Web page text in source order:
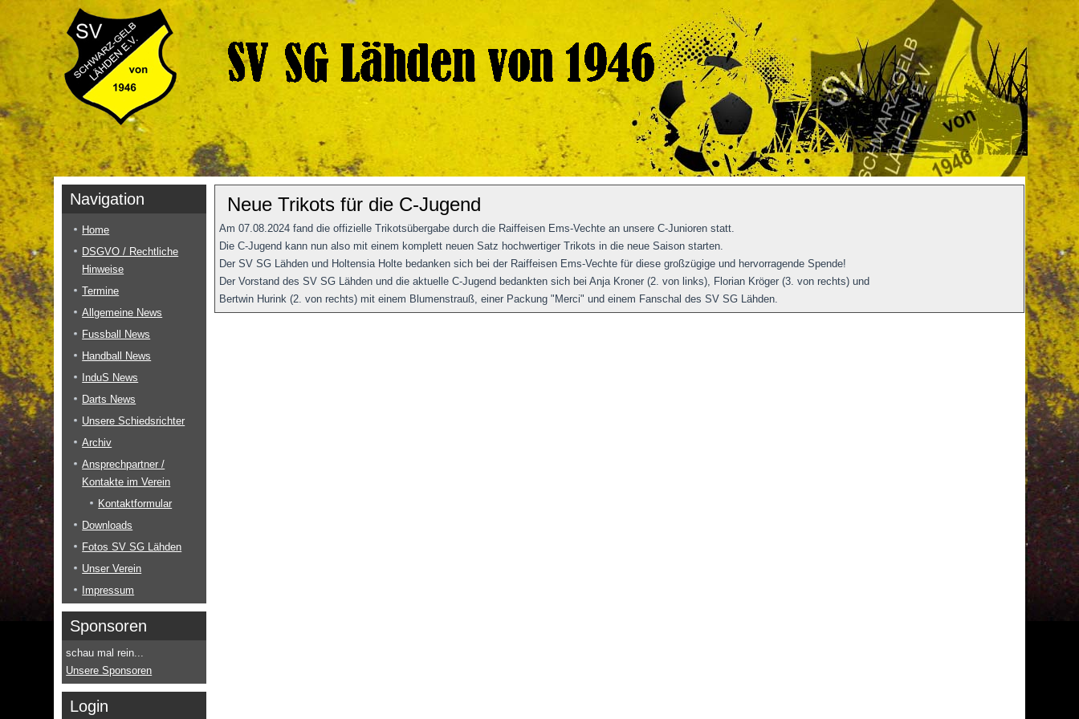
Navigation
Home
DSGVO / Rechtliche
Hinweise
Termine
Allgemeine News
Fussball News
Handball News
InduS News
Darts News
Unsere Schiedsrichter
Archiv
Ansprechpartner /
Kontakte im Verein
Kontaktformular
Downloads
Fotos SV SG Lähden
Unser Verein
Impressum
Sponsoren
schau mal rein...
Unsere Sponsoren
Login
Neue Trikots für die C-Jugend
Am 07.08.2024 fand die offizielle Trikotsübergabe durch die Raiffeisen Ems-Vechte an unsere C-Junioren statt.
Die C-Jugend kann nun also mit einem komplett neuen Satz hochwertiger Trikots in die neue Saison starten.
Der SV SG Lähden und Holtensia Holte bedanken sich bei der Raiffeisen Ems-Vechte für diese großzügige und hervorragende Spende!
Der Vorstand des SV SG Lähden und die aktuelle C-Jugend bedankten sich bei Anja Kroner (2. von links), Florian Kröger (3. von rechts) und
Bertwin Hurink (2. von rechts) mit einem Blumenstrauß, einer Packung "Merci" und einem Fanschal des SV SG Lähden.